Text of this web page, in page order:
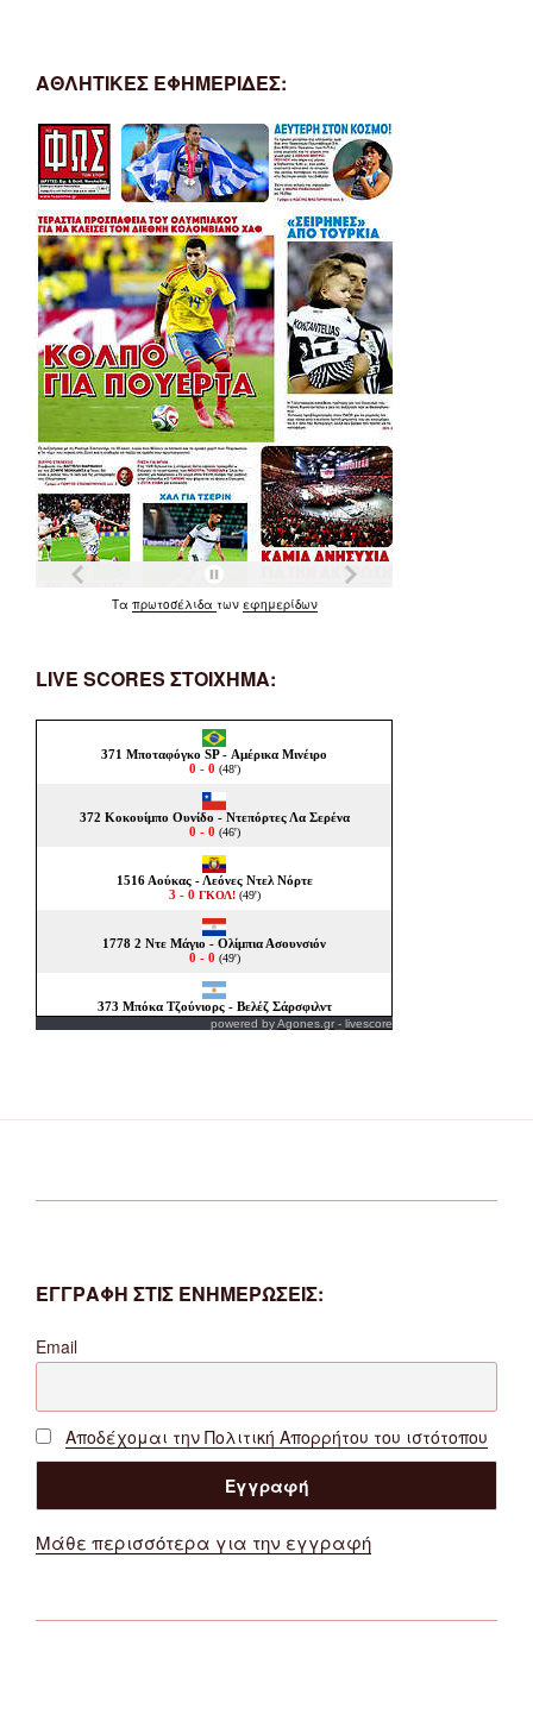
ΑΘΛΗΤΙΚΕΣ ΕΦΗΜΕΡΙΔΕΣ:
Τα πρωτοσέλιδα των εφημερίδων
LIVE SCORES ΣΤΟΙΧΗΜΑ:
powered byAgones.gr - livescore
ΕΓΓΡΑΦΗ ΣΤΙΣ ΕΝΗΜΕΡΩΣΕΙΣ:
Email
Αποδέχομαι την Πολιτική Απορρήτου του ιστότοπου
Μάθε περισσότερα για την εγγραφή